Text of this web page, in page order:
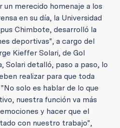
un merecido homenaje a los
en su día, la Universidad
Chimbote, desarrolló la
deportivas", a cargo del
Kieffer Solari, de Gol
Solari detalló, paso a paso, lo
realizar para que toda
solo es hablar de lo que
nuestra función va más
y hacer que el
con nuestro trabajo",